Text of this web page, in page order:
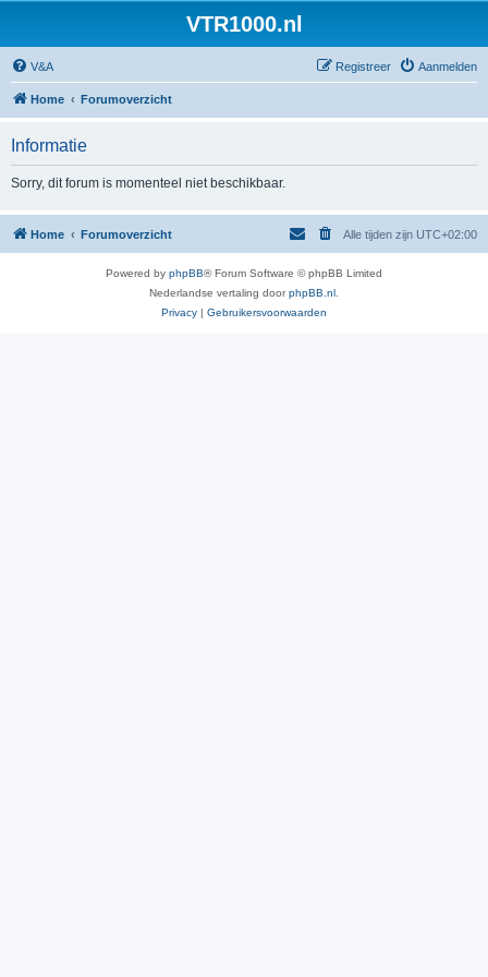
VTR1000.nl
V&A Aanmelden
Registreer
Home Forumoverzicht
Informatie
Sorry, dit forum is momenteel niet beschikbaar.
Home Forumoverzicht Alle tijden zijn UTC+02:00
Powered by phpBB® Forum Software © phpBB Limited
Nederlandse vertaling doorphpBB.nl
Privacy | Gebruikersvoorwaarden